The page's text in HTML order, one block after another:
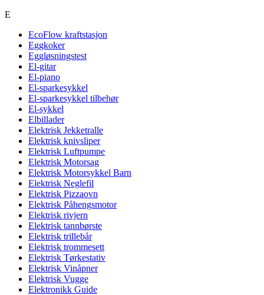
E
EcoFlow kraftstasjon
Eggkoker
Eggløsningstest
El-gitar
El-piano
El-sparkesykkel
El-sparkesykkel tilbehør
El-sykkel
Elbillader
Elektrisk Jekketralle
Elektrisk knivsliper
Elektrisk Luftpumpe
Elektrisk Motorsag
Elektrisk Motorsykkel Barn
Elektrisk Neglefil
Elektrisk Pizzaovn
Elektrisk Påhengsmotor
Elektrisk rivjern
Elektrisk tannbørste
Elektrisk trillebår
Elektrisk trommesett
Elektrisk Tørkestativ
Elektrisk Vinåpner
Elektrisk Vugge
Elektronikk Guide